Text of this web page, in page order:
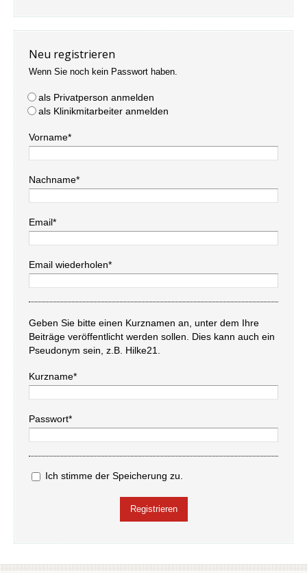
Neu registrieren
Wenn Sie noch kein Passwort haben.
als Privatperson anmelden
als Klinikmitarbeiter anmelden
Vorname*
Nachname*
Email*
Email wiederholen*
Geben Sie bitte einen Kurznamen an, unter dem Ihre
Beiträge veröffentlicht werden sollen. Dies kann auch ein
Pseudonym sein, z.B. Hilke21.
Kurzname*
Passwort*
Ich stimme der Speicherung zu.